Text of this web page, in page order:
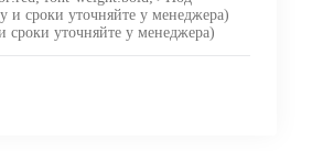
сроки уточняйте у менеджера)